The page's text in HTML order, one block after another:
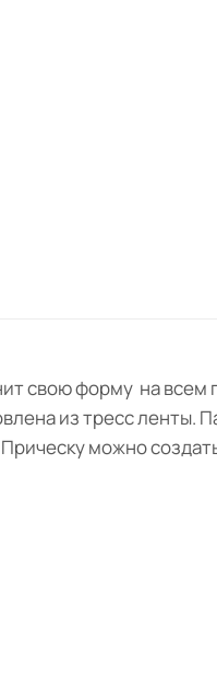
свою форму на всем
из тресс ленты.
можно